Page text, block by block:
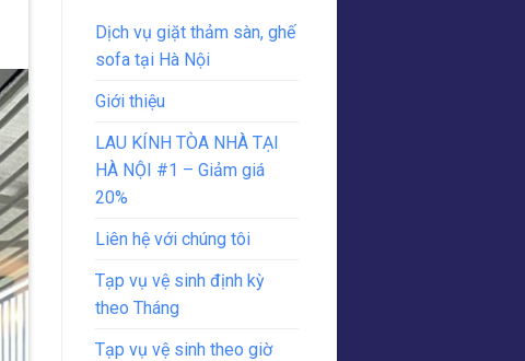
Dịch vụ giặt thảm sàn, ghế
sofa tại Hà Nội
Giới thiệu
LAU KÍNH TÒA NHÀ TẠI
HÀ NỘI #1 – Giảm giá
20%
Liên hệ với chúng tôi
Tạp vụ vệ sinh định kỳ
theo Tháng
Tạp vụ vệ sinh theo giờ